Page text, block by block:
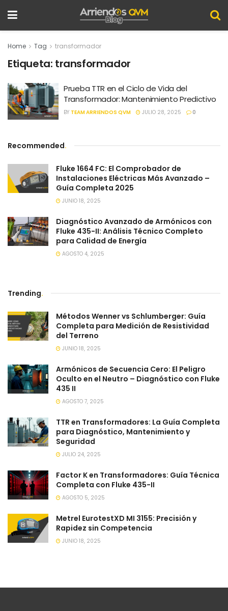
Home Tag transformador
Etiqueta: transformador
Prueba TTR en el Ciclo de Vida del
Transformador: Mantenimiento Predictivo
BY TEAM ARRIENDOS QVM JULIO 28, 2025 0
Recommended.
Fluke 1664 FC: El Comprobador de
Instalaciones Eléctricas Más Avanzado –
Guía Completa 2025
JUNIO 18, 2025
Diagnóstico Avanzado de Armónicos con
Fluke 435-II: Análisis Técnico Completo
para Calidad de Energía
AGOSTO 4, 2025
Trending.
Métodos Wenner vs Schlumberger: Guía
Completa para Medición de Resistividad
del Terreno
JUNIO 18, 2025
Armónicos de Secuencia Cero: El Peligro
Oculto en el Neutro – Diagnóstico con Fluke
435 II
AGOSTO 7, 2025
TTR en Transformadores: La Guía Completa
para Diagnóstico, Mantenimiento y
Seguridad
JULIO 24, 2025
Factor K en Transformadores: Guía Técnica
Completa con Fluke 435-II
AGOSTO 5, 2025
Metrel EurotestXD MI 3155: Precisión y
Rapidez sin Competencia
JUNIO 18, 2025